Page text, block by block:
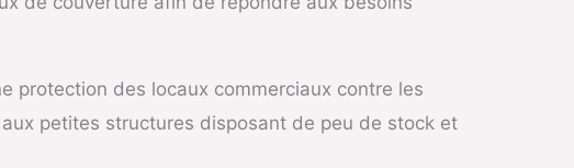
protection des locaux commerciaux contre les
petites structures disposant de peu de stock et